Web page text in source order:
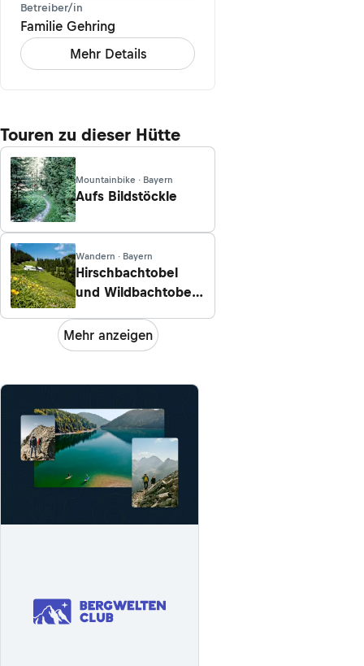
Betreiber/in
Familie Gehring
Mehr Details
Touren zu dieser Hütte
Mountainbike · Bayern
Aufs Bildstöckle
Wandern · Bayern
Hirschbachtobel
und Wildbachtobel -
Oberjoch
Mehr anzeigen